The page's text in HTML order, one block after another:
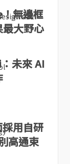
無邊框
大野心
未來 AI
用自研
高通束